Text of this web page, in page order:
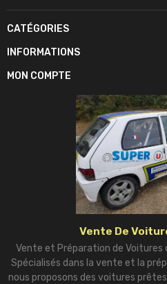
CATÉGORIES
INFORMATIONS
MON COMPTE
Vente De
Vente et Préparation de Voitures
Spécialisés dans la vente et la
nous proposons des voitures